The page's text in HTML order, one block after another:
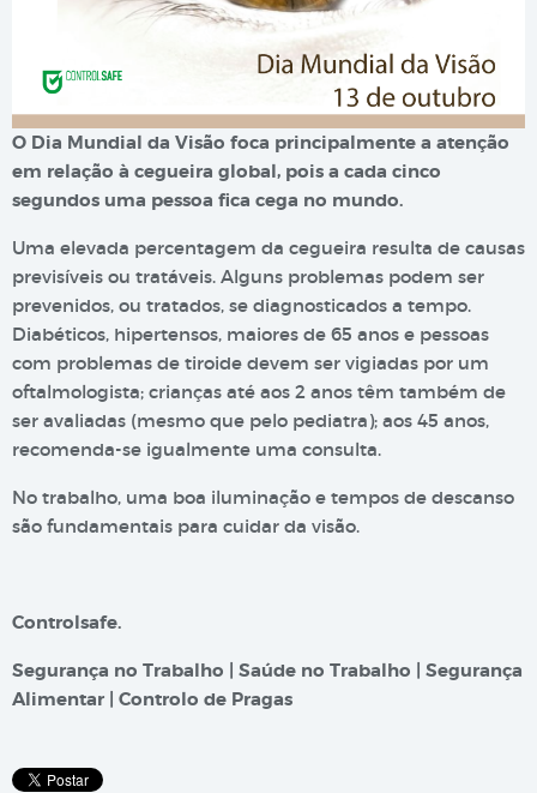
O Dia Mundial da Visão foca principalmente a atenção
em relação à cegueira global, pois a cada cinco
segundos uma pessoa fica cega no mundo.
Uma elevada percentagem da cegueira resulta de causas
previsíveis ou tratáveis. Alguns problemas podem ser
prevenidos, ou tratados, se diagnosticados a tempo.
Diabéticos, hipertensos, maiores de 65 anos e pessoas
com problemas de tiroide devem ser vigiadas por um
oftalmologista; crianças até aos 2 anos têm também de
ser avaliadas (mesmo que pelo pediatra); aos 45 anos,
recomenda-se igualmente uma consulta.
No trabalho, uma boa iluminação e tempos de descanso
são fundamentais para cuidar da visão.
Controlsafe.
Segurança no Trabalho | Saúde no Trabalho | Segurança
Alimentar | Controlo de Pragas